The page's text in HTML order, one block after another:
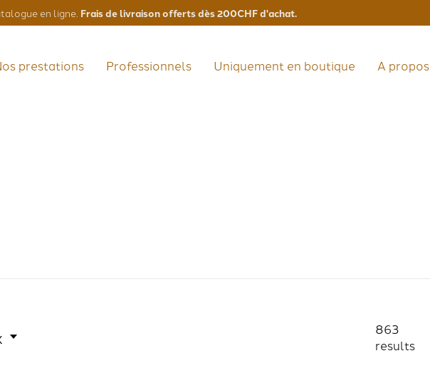
en ligne. Frais de livraison offerts dès 200CHF d'achat.
prestations Professionnels Uniquement en boutique A propos
863
results